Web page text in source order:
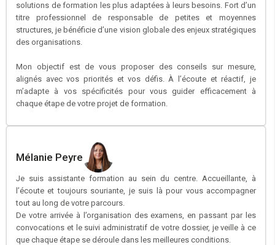
solutions de formation les plus adaptées à leurs besoins. Fort d’un
titre professionnel de responsable de petites et moyennes
structures, je bénéficie d’une vision globale des enjeux stratégiques
des organisations.
Mon objectif est de vous proposer des conseils sur mesure,
alignés avec vos priorités et vos défis. À l’écoute et réactif, je
m’adapte à vos spécificités pour vous guider efficacement à
chaque étape de votre projet de formation.
Mélanie Peyre
Je suis assistante formation au sein du centre. Accueillante, à
l’écoute et toujours souriante, je suis là pour vous accompagner
tout au long de votre parcours.
De votre arrivée à l’organisation des examens, en passant par les
convocations et le suivi administratif de votre dossier, je veille à ce
que chaque étape se déroule dans les meilleures conditions.